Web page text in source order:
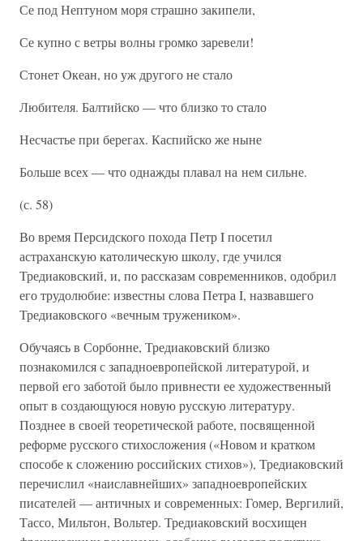
Се под Нептуном моря страшно закипели,
Се купно с ветры волны громко заревели!
Стонет Океан, но уж другого не стало
Любителя. Балтийско — что близко то стало
Несчастье при берегах. Каспийско же ныне
Больше всех — что однажды плавал на нем сильне.
(с. 58)
Во время Персидского похода Петр I посетил
астраханскую католическую школу, где учился
Тредиаковский, и, по рассказам современников, одобрил
его трудолюбие: известны слова Петра I, назвавшего
Тредиаковского «вечным тружеником».
Обучаясь в Сорбонне, Тредиаковский близко
познакомился с западноевропейской литературой, и
первой его заботой было привнести ее художественный
опыт в создающуюся новую русскую литературу.
Позднее в своей теоретической работе, посвященной
реформе русского стихосложения («Новом и кратком
способе к сложению российских стихов»), Тредиаковский
перечислил «наиславнейших» западноевропейских
писателей — античных и современных: Гомер, Вергилий,
Тассо, Мильтон, Вольтер. Тредиаковский восхищен